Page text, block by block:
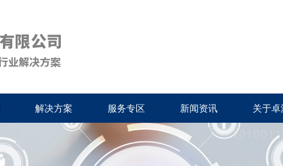
解决方案 服务专区 新闻资讯 关于